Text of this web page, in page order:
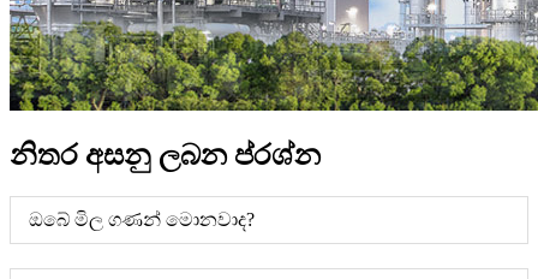
නිතර අසනු ලබන ප්රශ්න
ඔබේ මිල ගණන් මොනවාද?